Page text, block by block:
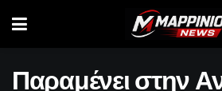
Παραμένει στην